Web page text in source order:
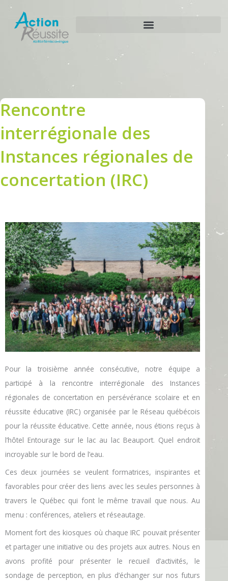
Aller
contenu
Rencontre
interrégionale des
Instances régionales de
concertation (IRC)
Pour la troisième année consécutive, notre équipe a
participé à la rencontre interrégionale des Instances
régionales de concertation en persévérance scolaire et en
réussite éducative (IRC) organisée par le Réseau québécois
pour la réussite éducative. Cette année, nous étions reçus à
l’hôtel Entourage sur le lac au lac Beauport. Quel endroit
incroyable sur le bord de l’eau.
Ces deux journées se veulent formatrices, inspirantes et
favorables pour créer des liens avec les seules personnes à
travers le Québec qui font le même travail que nous. Au
menu : conférences, ateliers et réseautage.
Moment fort des kiosques où chaque IRC pouvait présenter
et partager une initiative ou des projets aux autres. Nous en
avons profité pour présenter le recueil d’activités, le
sondage de perception, en plus d’échanger sur nos futurs